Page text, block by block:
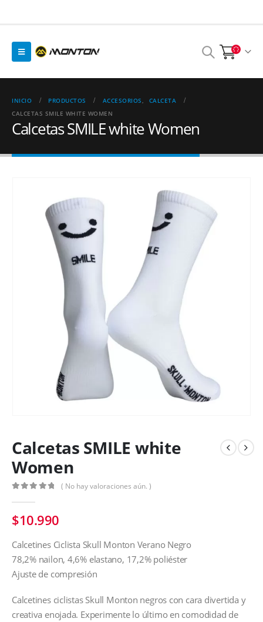
INICIO PRODUCTOS ACCESORIOS,
CALCETA
CALCETAS SMILE WHITE WOMEN
Calcetas SMILE white Women
Calcetas SMILE white
Women
( No hay valoraciones aún. )
$10.990
Calcetines Ciclista Skull Monton Verano Negro
78,2% nailon, 4,6% elastano, 17,2% poliéster
Ajuste de compresión
Calcetines ciclistas Skull Monton negros con cara divertida y
creativa enojada. Experimente lo último en comodidad de